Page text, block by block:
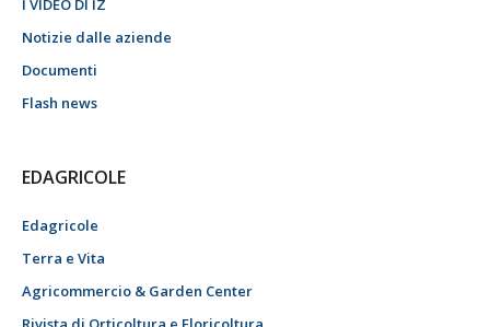
I VIDEO DI IZ
Notizie dalle aziende
Documenti
Flash news
EDAGRICOLE
Edagricole
Terra e Vita
Agricommercio & Garden Center